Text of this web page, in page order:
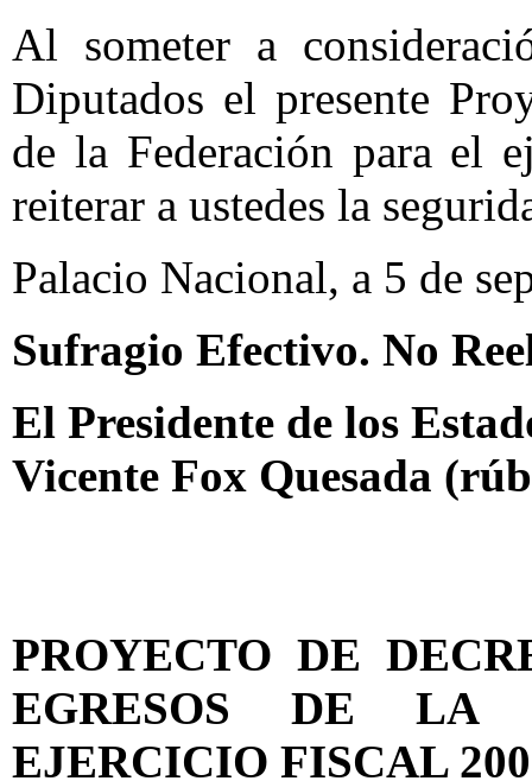
Al someter a
Diputados el presente
de la Federación para el
reiterar a ustedes la
Palacio Nacional, a 5 de
Sufragio Efectivo. No
El Presidente de los
Vicente Fox Quesada
PROYECTO DE
EGRESOS DE LA
EJERCICIO FISCAL